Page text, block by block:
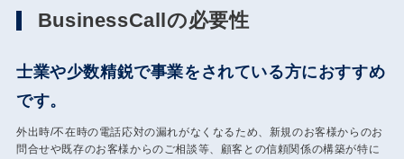
BusinessCallの必要性
士業や少数精鋭で事業をされている方におすすめ
です。
外出時/不在時の電話応対の漏れがなくなるため、新規のお客様からのお
問合せや既存のお客様からのご相談等、顧客との信頼関係の構築が特に